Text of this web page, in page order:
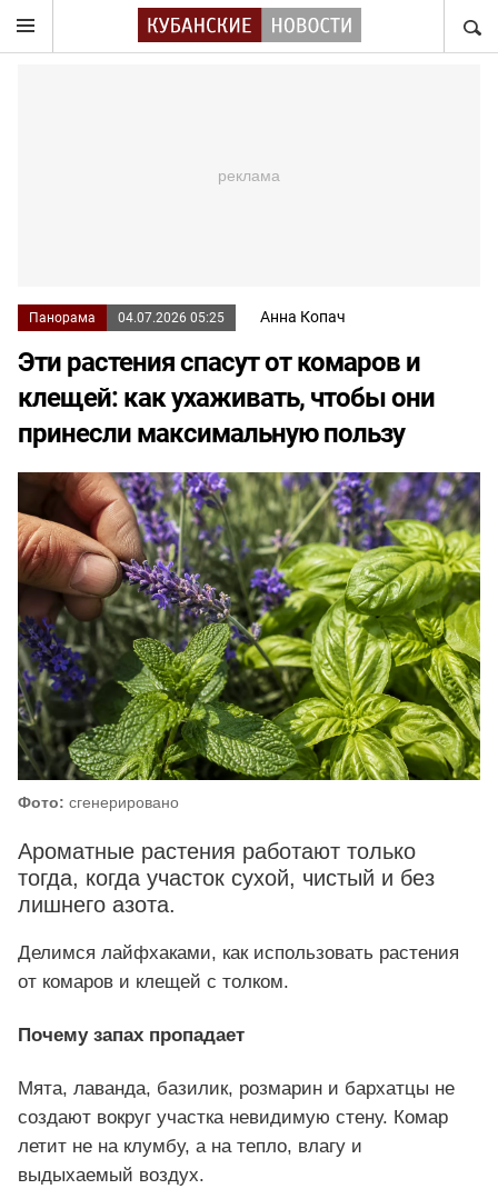
Панорама 04.07.2026 05:25 Анна Копач
Эти растения спасут от комаров и
клещей: как ухаживать, чтобы они
принесли максимальную пользу
Фото: сгенерировано
Ароматные растения работают только
тогда, когда участок сухой, чистый и без
лишнего азота.
Делимся лайфхаками, как использовать растения
от комаров и клещей с толком.
Почему запах пропадает
Мята, лаванда, базилик, розмарин и бархатцы не
создают вокруг участка невидимую стену. Комар
летит не на клумбу, а на тепло, влагу и
выдыхаемый воздух.